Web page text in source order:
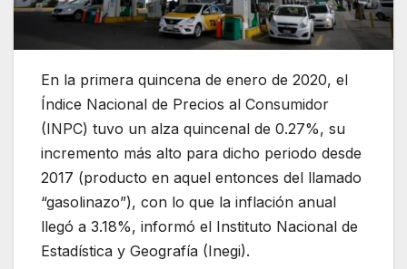
En la primera quincena de enero de 2020, el
Índice Nacional de Precios al Consumidor
(INPC) tuvo un alza quincenal de 0.27%, su
incremento más alto para dicho periodo desde
2017 (producto en aquel entonces del llamado
“gasolinazo”), con lo que la inflación anual
llegó a 3.18%, informó el Instituto Nacional de
Estadística y Geografía (Inegi).